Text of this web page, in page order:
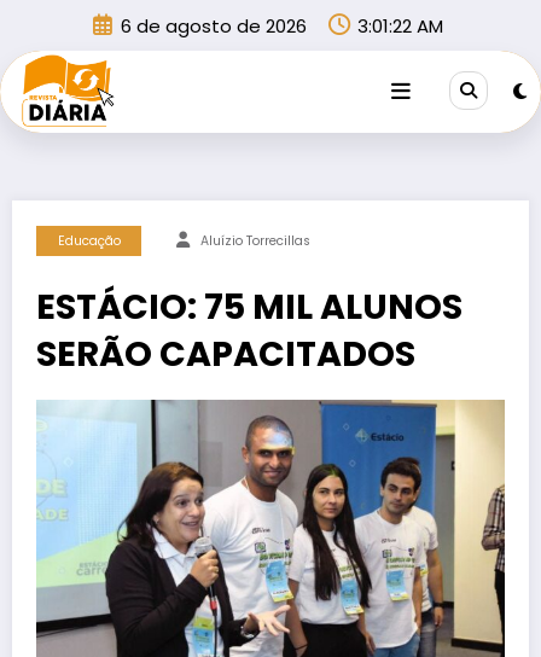
conteúdo
6 de agosto de 2026 3:01:22 AM
Educação Aluízio Torrecillas
ESTÁCIO: 75 MIL ALUNOS
SERÃO CAPACITADOS